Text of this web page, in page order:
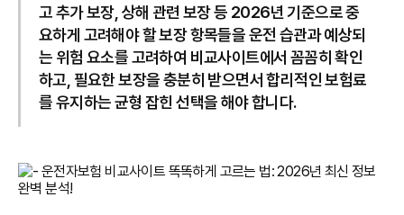
고 추가 보장, 상해 관련 보장 등 2026년 기준으로 중
요하게 고려해야 할 보장 항목들을 운전 습관과 예상되
는 위험 요소를 고려하여 비교사이트에서 꼼꼼히 확인
하고, 필요한 보장을 충분히 받으면서 합리적인 보험료
를 유지하는 균형 잡힌 선택을 해야 합니다.